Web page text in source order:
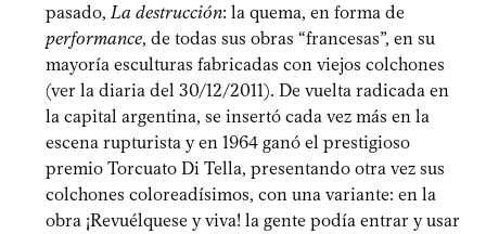
pasado, La destrucción: la quema, en forma de
performance, de todas sus obras “francesas”, en su
mayoría esculturas fabricadas con viejos colchones
(ver la diaria del 30/12/2011). De vuelta radicada en
la capital argentina, se insertó cada vez más en la
escena rupturista y en 1964 ganó el prestigioso
premio Torcuato Di Tella, presentando otra vez sus
colchones coloreadísimos, con una variante: en la
obra ¡Revuélquese y viva! la gente podía entrar y usar